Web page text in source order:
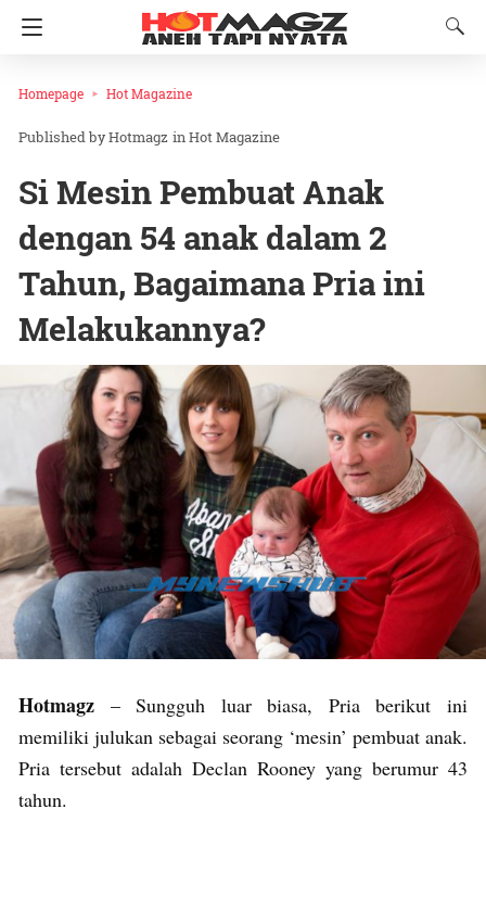
Homepage Hot Magazine
Hotmagz inHot Magazine
Si Mesin Pembuat Anak
dengan 54 anak dalam 2
Tahun, Bagaimana Pria ini
Melakukannya?
Hotmagz – Sungguh luar biasa, Pria berikut ini
memiliki julukan sebagai seorang ‘mesin’ pembuat anak.
Pria tersebut adalah Declan Rooney yang berumur 43
tahun.